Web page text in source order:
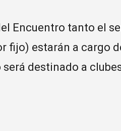
Encuentro tanto el
fijo) estarán a cargo
destinado a